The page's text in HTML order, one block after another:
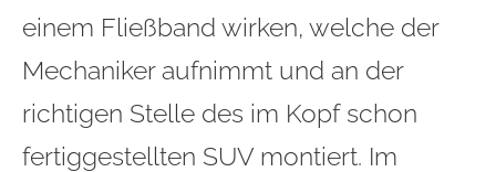
einem Fließband wirken, welche der
Mechaniker aufnimmt und an der
richtigen Stelle des im Kopf schon
fertiggestellten SUV montiert. Im